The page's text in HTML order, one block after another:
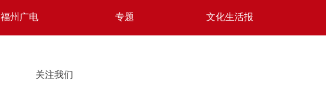
福州广电 专题 文化生活报
关注我们